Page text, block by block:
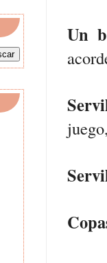
Un